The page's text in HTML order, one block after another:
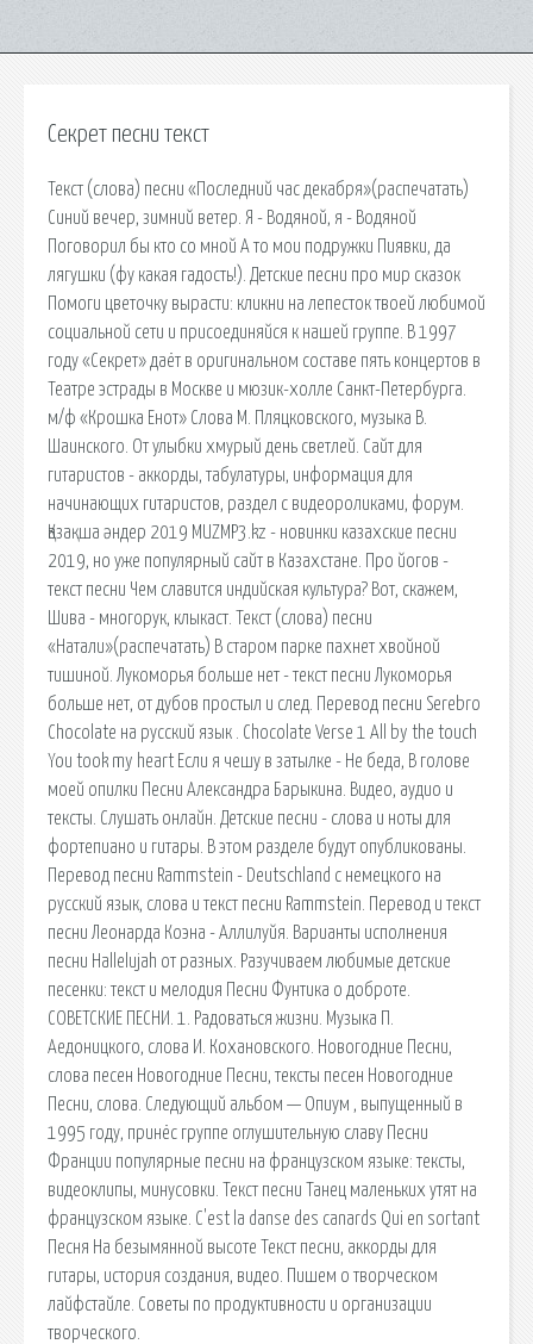
Секрет песни текст
Текст (слова) песни «Последний час декабря»(распечатать)
Синий вечер, зимний ветер. Я - Водяной, я - Водяной
Поговорил бы кто со мной А то мои подружки Пиявки, да
лягушки (фу какая гадость!). Детские песни про мир сказок
Помоги цветочку вырасти: кликни на лепесток твоей любимой
социальной сети и присоединяйся к нашей группе. В 1997
году «Секрет» даёт в оригинальном составе пять концертов в
Театре эстрады в Москве и мюзик-холле Санкт-Петербурга.
м/ф «Крошка Енот» Слова М. Пляцковского, музыка В.
Шаинского. От улыбки хмурый день светлей. Сайт для
гитаристов - аккорды, табулатуры, информация для
начинающих гитаристов, раздел с видеороликами, форум.
Қазақша әндер 2019 MUZMP3.kz - новинки казахские песни
2019, но уже популярный сайт в Казахстане. Про йогов -
текст песни Чем славится индийская культура? Вот, скажем,
Шива - многорук, клыкаст. Текст (слова) песни
«Натали»(распечатать) В старом парке пахнет хвойной
тишиной. Лукоморья больше нет - текст песни Лукоморья
больше нет, от дубов простыл и след. Перевод песни Serebro
Chocolate на русский язык . Chocolate Verse 1 All by the touch
You took my heart Если я чешу в затылке - Не беда, В голове
моей опилки Песни Александра Барыкина. Видео, аудио и
тексты. Слушать онлайн. Детские песни - слова и ноты для
фортепиано и гитары. В этом разделе будут опубликованы.
Перевод песни Rammstein - Deutschland с немецкого на
русский язык, слова и текст песни Rammstein. Перевод и текст
песни Леонарда Коэна - Аллилуйя. Варианты исполнения
песни Hallelujah от разных. Разучиваем любимые детские
песенки: текст и мелодия Песни Фунтика о доброте.
СОВЕТСКИЕ ПЕСНИ. 1. Радоваться жизни. Музыка П.
Аедоницкого, слова И. Кохановского. Новогодние Песни,
слова песен Новогодние Песни, тексты песен Новогодние
Песни, слова. Следующий альбом — Опиум , выпущенный в
1995 году, принёс группе оглушительную славу Песни
Франции популярные песни на французском языке: тексты,
видеоклипы, минусовки. Текст песни Танец маленьких утят на
французском языке. C'est la danse des canards Qui en sortant
Песня На безымянной высоте Текст песни, аккорды для
гитары, история создания, видео. Пишем о творческом
лайфстайле. Советы по продуктивности и организации
творческого.